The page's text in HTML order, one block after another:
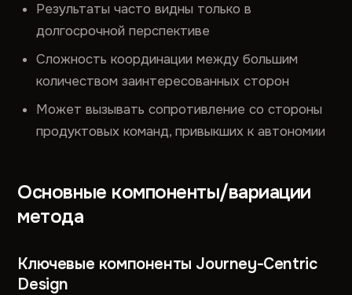
Результаты часто видны только в
долгосрочной перспективе
Сложность координации между большим
количеством заинтересованных сторон
Может вызывать сопротивление со стороны
продуктовых команд, привыкших к автономии
Основные компоненты/вариации
метода
Ключевые компоненты Journey-Centric
Design